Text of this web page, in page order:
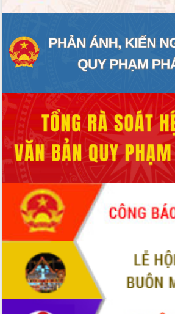
Đắk Lắk công bố Quy hoạch và xúc
tiến đầu tư tỉnh
Ngành cá ngừ Đắk Lắk chủ động thích
Diễn đàn Kinh tế tư nhân Việt Nam đột
phá cơ chế - Hợp tác công tư
Đề án 06 tạo bước ngoặt đột phá trong
cải cách hành chính tỉnh Đắk Lắk
Kết nối tour, đẩy mạnh chuyển đổi số
để phát triển du lịch Đắk Lắk
Khởi động Dự án Đầu tư xây dựng hạ
tầng kỹ thuật Cụm công nghiệp Tân
Tiến
Gặp mặt các cơ quan báo chí nhân Kỷ
niệm 101 năm Ngày Báo chí Cách
mạng Việt Nam
Đắk Lắk sơ kết 4 năm triển khai thực
hiện Đề án 06 của Chính phủ
Họp báo thông tin về Hội nghị Công bố
Quy hoạch và Xúc tiến đầu tư tỉnh Đắk